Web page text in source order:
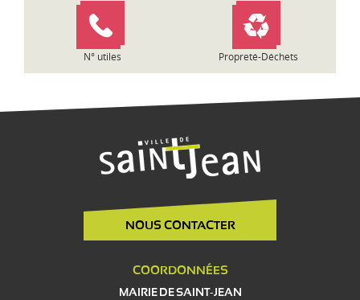
N° utiles Propreté-Déchets
NOUS CONTACTER
COORDONNÉES
MAIRIE DE SAINT-JEAN